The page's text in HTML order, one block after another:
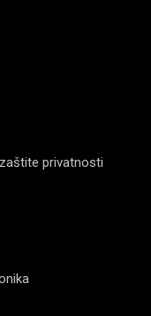
privatnosti